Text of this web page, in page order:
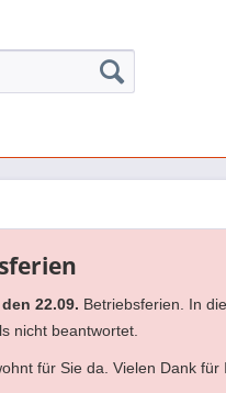
22.09. Betriebsferien. In
nicht beantwortet.
für Sie da. Vielen Dank für